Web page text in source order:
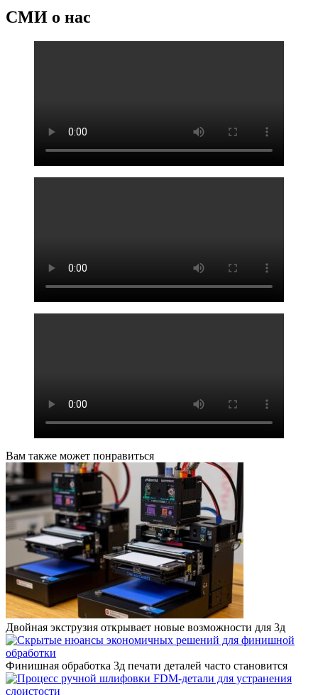
СМИ о нас
Вам также может понравиться
Двойная экструзия открывает новые возможности для 3д
Финишная обработка 3д печати деталей часто становится